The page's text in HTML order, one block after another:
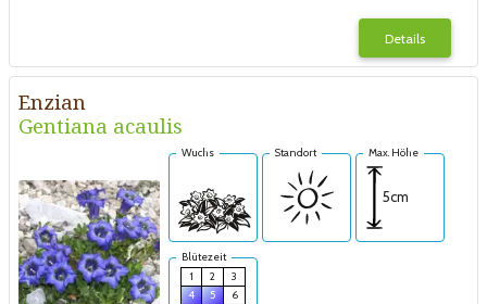
Details
Enzian
Gentiana acaulis
Wuchs Standort Max. Höhe
5cm
Blütezeit
1
2
3
4
5
6